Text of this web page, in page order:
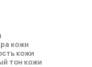
кожи
кожи
тон кожи